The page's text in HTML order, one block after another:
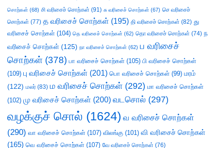
சொற்கள் (68) சி வரிசைச் சொற்கள் (91) சு வரிசைச் சொற்கள் (67) செ வரிசைச்
சொற்கள் (77) த வரிசைச் சொற்கள் (195) தி வரிசைச் சொற்கள் (82) து
வரிசைச் சொற்கள் (104) தெ வரிசைச் சொற்கள் (62) தொ வரிசைச் சொற்கள் (74) ந
வரிசைச் சொற்கள் (125) நா வரிசைச் சொற்கள் (62) ப வரிசைச்
சொற்கள் (378) பா வரிசைச் சொற்கள் (105) பி வரிசைச் சொற்கள்
(109) பு வரிசைச் சொற்கள் (201) பொ வரிசைச் சொற்கள் (99) மரம்
(122) மலர் (83) ம வரிசைச் சொற்கள் (292) மா வரிசைச் சொற்கள்
(102) மு வரிசைச் சொற்கள் (200) வடசொல் (297)
வழக்குச் சொல் (1624) வ வரிசைச் சொற்கள்
(290) வா வரிசைச் சொற்கள் (107) விலங்கு (101) வி வரிசைச் சொற்கள்
(165) வெ வரிசைச் சொற்கள் (107) வே வரிசைச் சொற்கள் (76)